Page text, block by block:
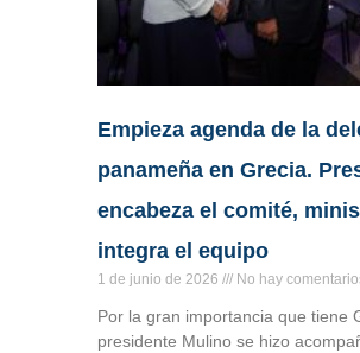
Empieza agenda de la
panameña en Grecia.
encabeza el comité,
integra el equipo
1 de junio de 2026 No hay
Por la gran importancia que tiene
presidente Mulino se hizo